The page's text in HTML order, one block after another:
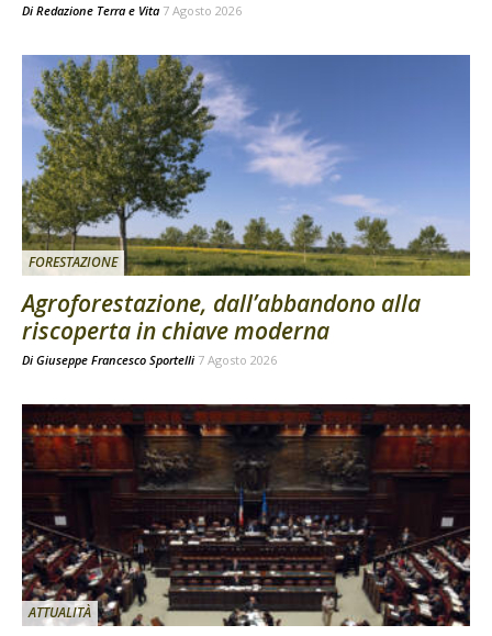
Di Redazione Terra e Vita 7 Agosto 2026
FORESTAZIONE
Agroforestazione, dall’abbandono alla
riscoperta in chiave moderna
Di Giuseppe Francesco Sportelli 7 Agosto 2026
ATTUALITÀ